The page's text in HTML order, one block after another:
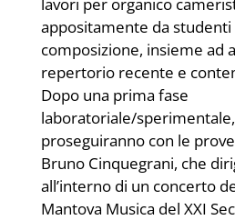
appositamente da studenti
composizione, insieme ad
repertorio recente e
Dopo una prima fase
laboratoriale/
proseguiranno con le
Bruno Cinquegrani, che
all’interno di un concerto
Mantova Musica del XXI